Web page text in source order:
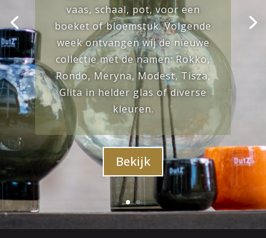
vaas, schaal, pot, voor een
boeket of bloemstuk. Volgende
week ontvangen wij de nieuwe
collectie met de namen: Rokko,
Rondo, Meryna, Modest, Tisza,
Glita in helder glas of diverse
kleuren.
Bekijk